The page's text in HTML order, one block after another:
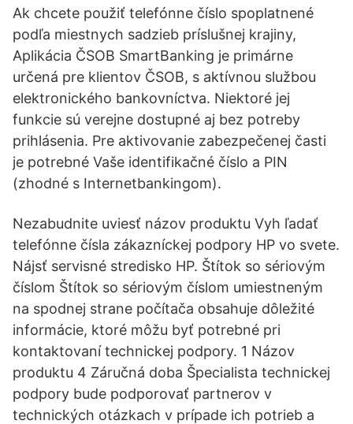
Ak chcete použiť telefónne číslo spoplatnené
podľa miestnych sadzieb príslušnej krajiny,
Aplikácia ČSOB SmartBanking je primárne
určená pre klientov ČSOB, s aktívnou službou
elektronického bankovníctva. Niektoré jej
funkcie sú verejne dostupné aj bez potreby
prihlásenia. Pre aktivovanie zabezpečenej časti
je potrebné Vaše identifikačné číslo a PIN
(zhodné s Internetbankingom).
Nezabudnite uviesť názov produktu Vyh ľadať
telefónne čísla zákazníckej podpory HP vo svete.
Nájsť servisné stredisko HP. Štítok so sériovým
číslom Štítok so sériovým číslom umiestneným
na spodnej strane počítača obsahuje dôležité
informácie, ktoré môžu byť potrebné pri
kontaktovaní technickej podpory. 1 Názov
produktu 4 Záručná doba Špecialista technickej
podpory bude podporovať partnerov v
technických otázkach v prípade ich potrieb a